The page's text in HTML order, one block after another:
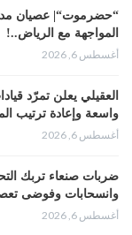
“حضرموت“| عصيان
المواجهة مع الرياض..!
أغسطس 6, 2026
العقيلي يعلن تمرّد
واسعة وإعادة ترتيب
أغسطس 6, 2026
ضربات صنعاء تربك
وانسحابات وفوضى
أغسطس 6, 2026